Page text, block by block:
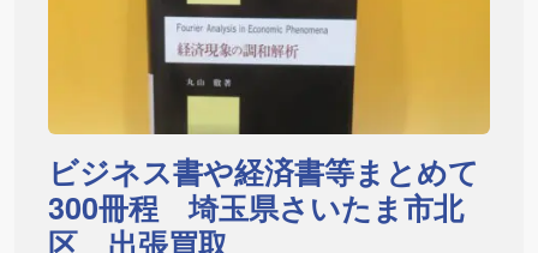
ビジネス書や経済書等まとめて
300冊程 埼玉県さいたま市北
区 出張買取